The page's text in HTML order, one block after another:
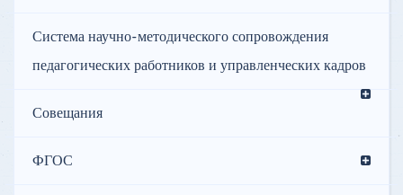
Система научно-методического сопровождения
педагогических работников и управленческих кадров
Совещания
ФГОС